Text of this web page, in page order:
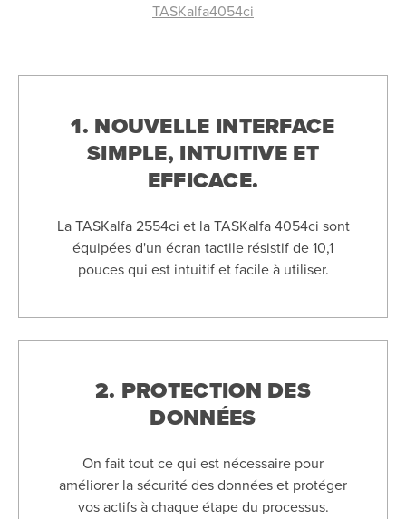
TASKalfa4054ci
1. NOUVELLE INTERFACE
SIMPLE, INTUITIVE ET
EFFICACE.
La TASKalfa 2554ci et la TASKalfa 4054ci sont
équipées d'un écran tactile résistif de 10,1
pouces qui est intuitif et facile à utiliser.
2. PROTECTION DES
DONNÉES
On fait tout ce qui est nécessaire pour
améliorer la sécurité des données et protéger
vos actifs à chaque étape du processus.